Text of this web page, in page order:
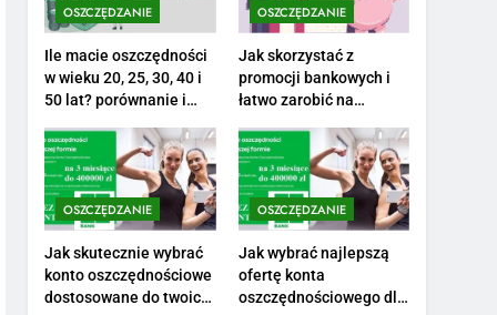
PRACA
1
Ile zarabia striptizer:
poznaj aktualne stawki
męskiego striptizera
ZAROBKI
2
Ile zarabia psycholog
szkolny: poznaj średnie
zarobki na tym
stanowisku
ZAROBKI
OSZCZĘDZANIE
Ile macie oszczędności
w wieku 20, 25, 30, 40 i
50 lat? porównanie i
OSZCZĘDZANIE
Jak skorzystać z
promocji bankowych i
łatwo zarobić na
OSZCZĘDZANIE
Jak skutecznie wybrać
konto oszczędnościowe
dostosowane do twoich
OSZCZĘDZANIE
Jak wybrać najlepszą
ofertę konta
oszczędnościowego dla